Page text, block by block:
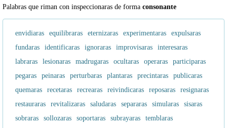
Palabras que riman con inspeccionaras de forma consonante
envidiaras equilibraras eternizaras experimentaras
expulsaras
fundaras
identificaras ignoraras improvisaras
interesaras
labraras
lesionaras madrugaras ocultaras operaras
participaras
pegaras
peinaras perturbaras plantaras precintaras
publicaras
quemaras
recetaras recrearas reivindicaras reposaras
resignaras
restauraras
revitalizaras saludaras separaras simularas
sisaras
sobraras
sollozaras soportaras subrayaras
temblaras